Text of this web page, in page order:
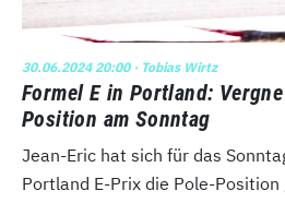
30.06.2024 20:00· Tobias Wirtz
Formel E in Portland:
Position am Sonntag
Jean-Eric hat sich für das
Portland E-Prix die Pole-Position